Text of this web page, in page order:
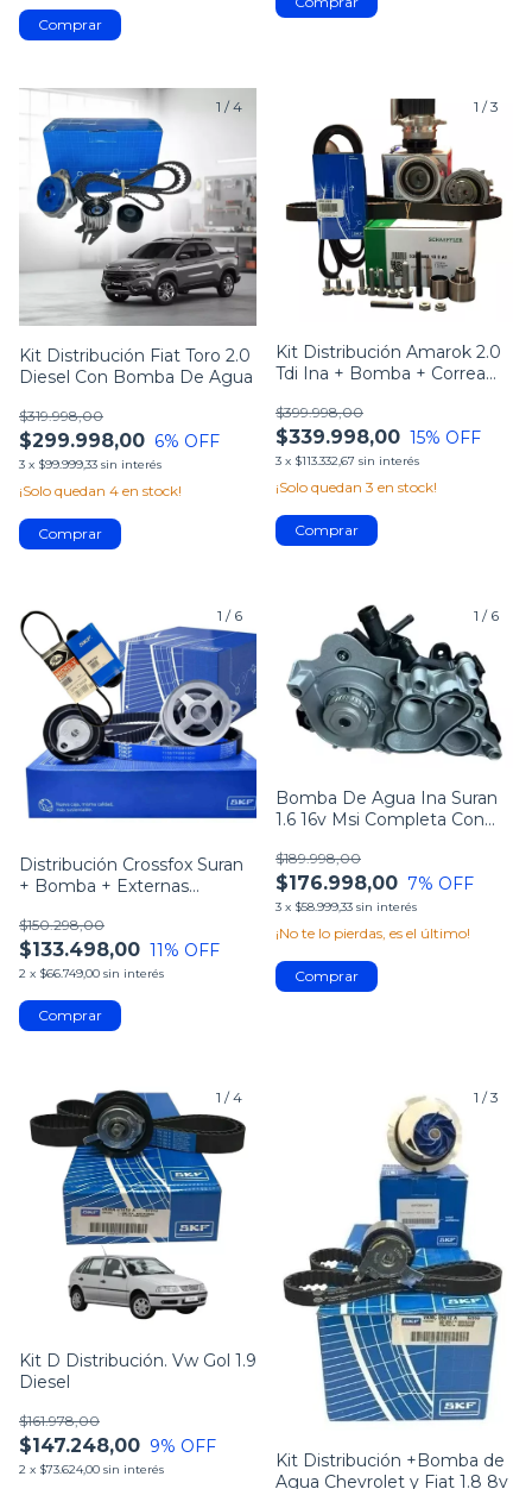
1 /4
Kit Distribución Fiat Toro 2.0
Diesel Con Bomba De Agua
$299.998,00
$319.998,00
6% OFF
3 x $99.999,33 sin interés
¡Solo quedan 4 en stock!
1 /3
Kit Distribución Amarok 2.0
Tdi Ina + Bomba + Correa
$339.998,00
$399.998,00
15% OFF
3 x $113.332,67 sin interés
¡Solo quedan 3 en stock!
1 / 6
Distribución Crossfox Suran
+ Bomba + Externas
$133.498,00
$150.298,00
11% OFF
2 x $66.749,00 sin interés
1 / 6
Bomba De Agua Ina Suran
1.6 16v Msi Completa Con
$176.998,00
$189.998,00
7% OFF
3 x $58.999,33 sin interés
¡No te lo pierdas, es el último!
1 /4
Kit D Distribución. Vw Gol 1.9
Diesel
$147.248,00
$161.978,00
9% OFF
2 x $73.624,00 sin interés
1 /3
Kit Distribución +Bomba de
Agua Chevrolet y Fiat 1.8 8v